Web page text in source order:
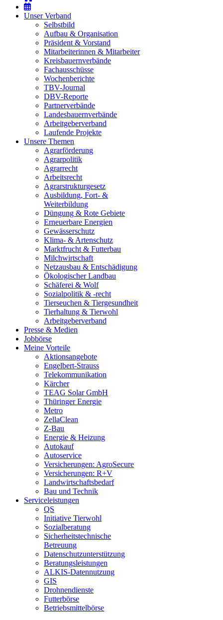
Unser Verband
Selbstbild
Aufbau & Organisation
Präsident & Vorstand
Mitarbeiterinnen & Mitarbeiter
Kreisbauernverbände
Fachausschüsse
Wochenberichte
TBV-Journal
DBV-Reporte
Partnerverbände
Landesbauernverbände
Arbeitgeberverband
Laufende Projekte
Unsere Themen
Agrarförderung
Agrarpolitik
Agrarrecht
Arbeitsrecht
Agrarstrukturgesetz
Ausbildung, Fort- &
Weiterbildung
Düngung & Rote Gebiete
Erneuerbare Energien
Gewässerschutz
Klima- & Artenschutz
Marktfrucht & Futterbau
Milchwirtschaft
Netzausbau & Entschädigung
Ökologischer Landbau
Schäferei & Wolf
Sozialpolitik & -recht
Tierseuchen & Tiergesundheit
Tierhaltung & Tierwohl
Arbeitgeberverband
Presse & Medien
Jobbörse
Meine Vorteile
Aktionsangebote
Engelbert-Strauss
Telekommunikation
Kärcher
TEAG Solar GmbH
Thüringer Energie
Metro
ZellaClean
Z-Bau
Energie & Heizung
Autokauf
Autoservice
Versicherungen: AgroSecure
Versicherungen: R+V
Landwirtschaftsbedarf
Bau und Technik
Service­­leistungen
QS
Initiative Tierwohl
Sozialberatung
Sicherheitstechnische
Betreuung
Datenschutzunterstützung
Beratungsleistungen
ALKIS-Datennutzung
GIS
Drohnendienste
Futterbörse
Betriebsmittelbörse